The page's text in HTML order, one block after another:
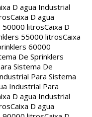
D agua Industrial
Caixa D agua
50000 litrosCaixa D
55000 litrosCaixa
60000
De Sprinklers
Sistema De
Para Sistema
Industrial Para
D agua Industrial
Caixa D agua